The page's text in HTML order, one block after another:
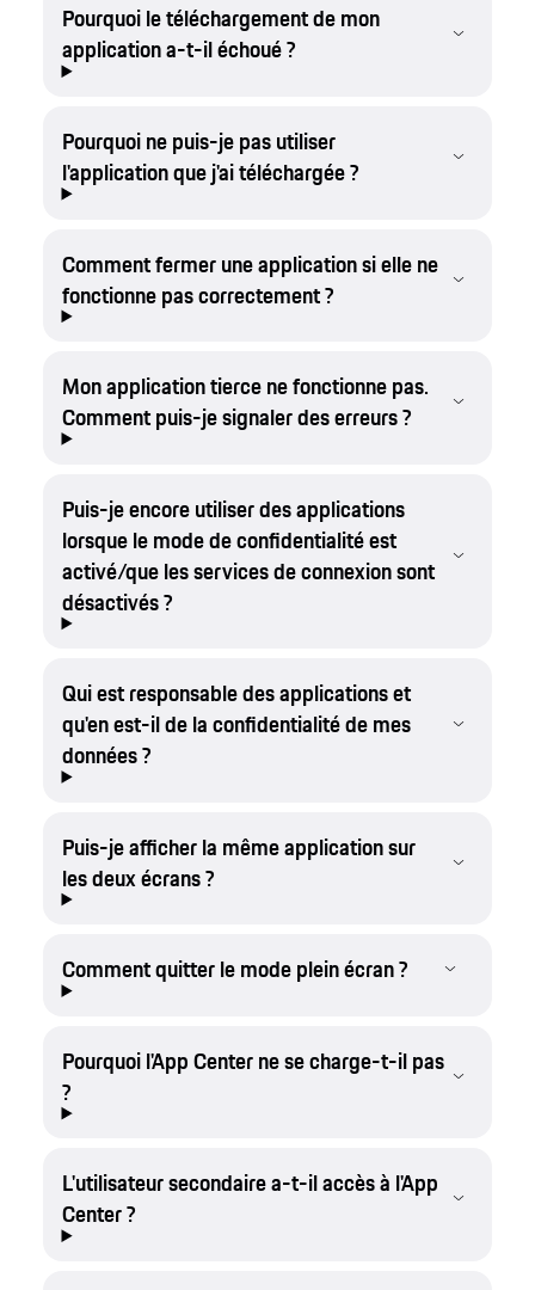
Pourquoi le téléchargement de mon
application a-t-il échoué ?
Pourquoi ne puis-je pas utiliser
l'application que j'ai téléchargée ?
Comment fermer une application si elle ne
fonctionne pas correctement ?
Mon application tierce ne fonctionne pas.
Comment puis-je signaler des erreurs ?
Puis-je encore utiliser des applications
lorsque le mode de confidentialité est
activé/que les services de connexion sont
désactivés ?
Qui est responsable des applications et
qu'en est-il de la confidentialité de mes
données ?
Puis-je afficher la même application sur
les deux écrans ?
Comment quitter le mode plein écran ?
Pourquoi l'App Center ne se charge-t-il pas
?
L'utilisateur secondaire a-t-il accès à l'App
Center ?